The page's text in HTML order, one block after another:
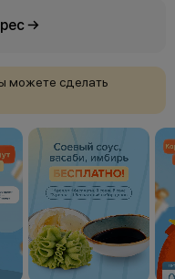
→
можете сделать